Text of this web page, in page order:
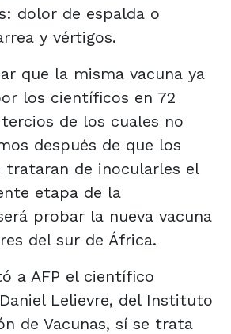
dolor de espalda o
y vértigos.
que la misma vacuna ya
los científicos en 72
de los cuales no
después de que los
trataran de inocularles el
etapa de la
probar la nueva vacuna
del sur de África.
a AFP el científico
Lelievre, del Instituto
de Vacunas, sí se trata